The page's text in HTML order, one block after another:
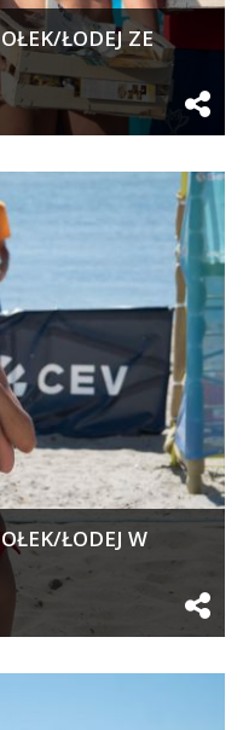
ŁODEJ ZE
ŁODEJ W